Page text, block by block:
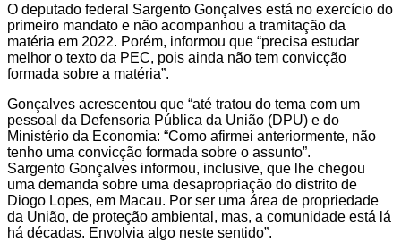
O deputado federal Sargento Gonçalves está no exercício do
primeiro mandato e não acompanhou a tramitação da
matéria em 2022. Porém, informou que “precisa estudar
melhor o texto da PEC, pois ainda não tem convicção
formada sobre a matéria”.
Gonçalves acrescentou que “até tratou do tema com um
pessoal da Defensoria Pública da União (DPU) e do
Ministério da Economia: “Como afirmei anteriormente, não
tenho uma convicção formada sobre o assunto”.
Sargento Gonçalves informou, inclusive, que lhe chegou
uma demanda sobre uma desapropriação do distrito de
Diogo Lopes, em Macau. Por ser uma área de propriedade
da União, de proteção ambiental, mas, a comunidade está lá
há décadas. Envolvia algo neste sentido”.